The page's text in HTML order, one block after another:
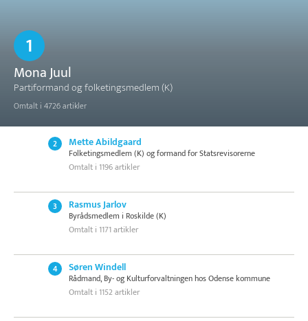
1
Mona Juul
Partiformand og folketingsmedlem (K)
Omtalt i 4726 artikler
2 Mette Abildgaard
Folketingsmedlem (K) og formand for Statsrevisorerne
Omtalt i 1196 artikler
3 Rasmus Jarlov
Byrådsmedlem i Roskilde (K)
Omtalt i 1171 artikler
4 Søren Windell
Rådmand, By- og Kulturforvaltningen hos Odense kommune
Omtalt i 1152 artikler